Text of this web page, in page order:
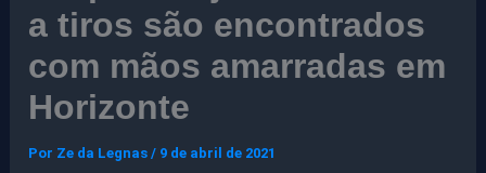
a tiros são encontrados
com mãos amarradas em
Horizonte
Por Ze da Legnas/ 9 de abril de 2021